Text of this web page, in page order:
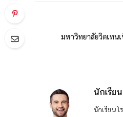
มหาวิทยาลัยวิตเทน
นักเรีย
นักเรียน